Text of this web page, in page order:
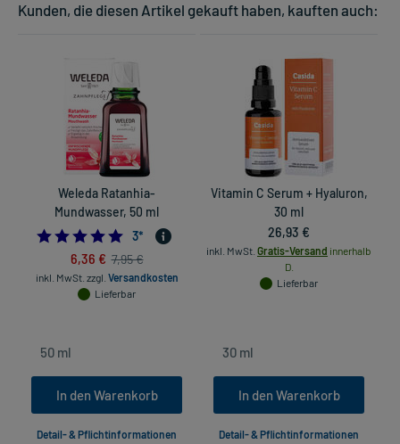
Kunden, die diesen Artikel gekauft haben, kauften auch:
Weleda Ratanhia-
Mundwasser, 50 ml
5.0
3*
6,36 € 7,95 €
inkl. MwSt. zzgl. Versandkosten
Lieferbar
In den Warenkorb
Detail- & Pflichtinformationen
Vitamin C Serum + Hyaluron,
30 ml
26,93 €
inkl. MwSt. Gratis-Versand innerhalb
D.
Lieferbar
In den Warenkorb
Detail- & Pflichtinformationen